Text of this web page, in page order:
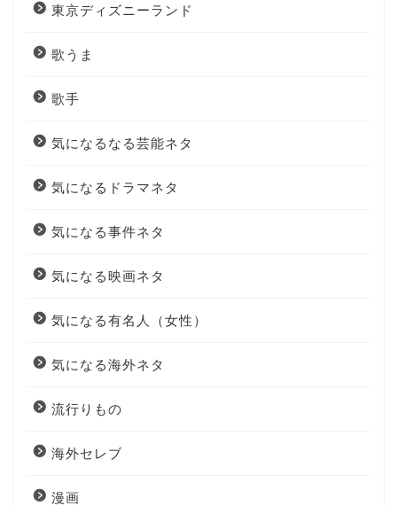
東京ディズニーランド
歌うま
歌手
気になるなる芸能ネタ
気になるドラマネタ
気になる事件ネタ
気になる映画ネタ
気になる有名人（女性）
気になる海外ネタ
流行りもの
海外セレブ
漫画